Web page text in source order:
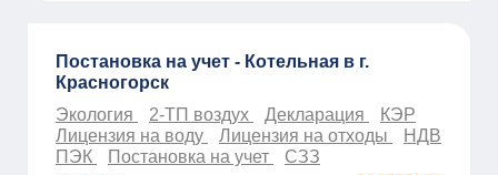
Постановка на учет - Котельная в г.
Красногорск
Экология
2-ТП воздух Декларация
КЭР
Лицензия на воду
Лицензия на отходы
НДВ
ПЭК
Постановка на учет СЗЗ